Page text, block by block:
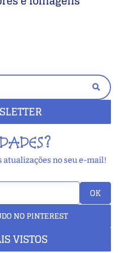
atualizações no seu e-mail!
OK
NO PINTEREST
VISTOS